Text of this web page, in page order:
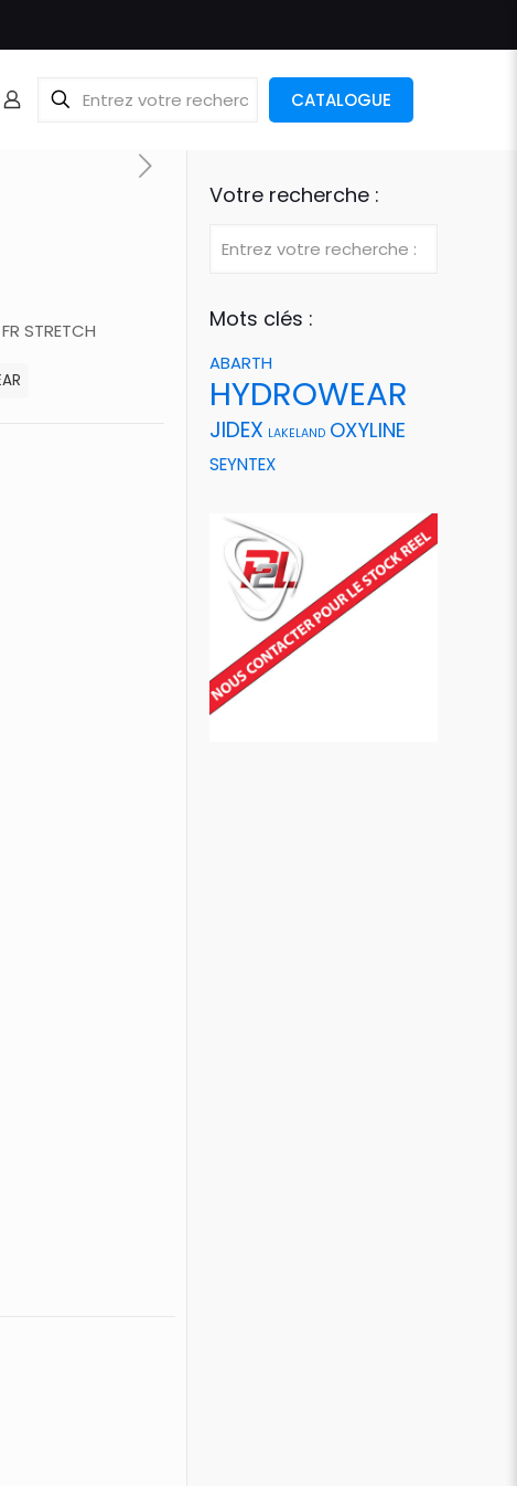
CATALOGUE
STRETCH
Votre recherche :
Mots clés :
ABARTH
HYDROWEAR
JIDEX LAKELAND OXYLINE
SEYNTEX